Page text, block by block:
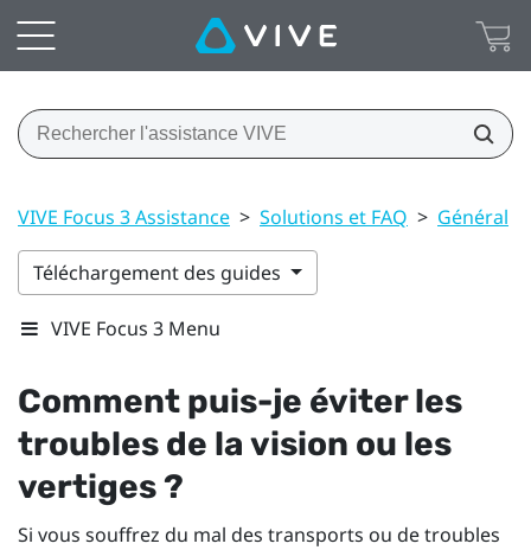
VIVE Focus 3 Assistance > Solutions et FAQ > Général
Téléchargement des guides
VIVE Focus 3 Menu
Comment puis-je éviter les
troubles de la vision ou les
vertiges ?
Si vous souffrez du mal des transports ou de troubles